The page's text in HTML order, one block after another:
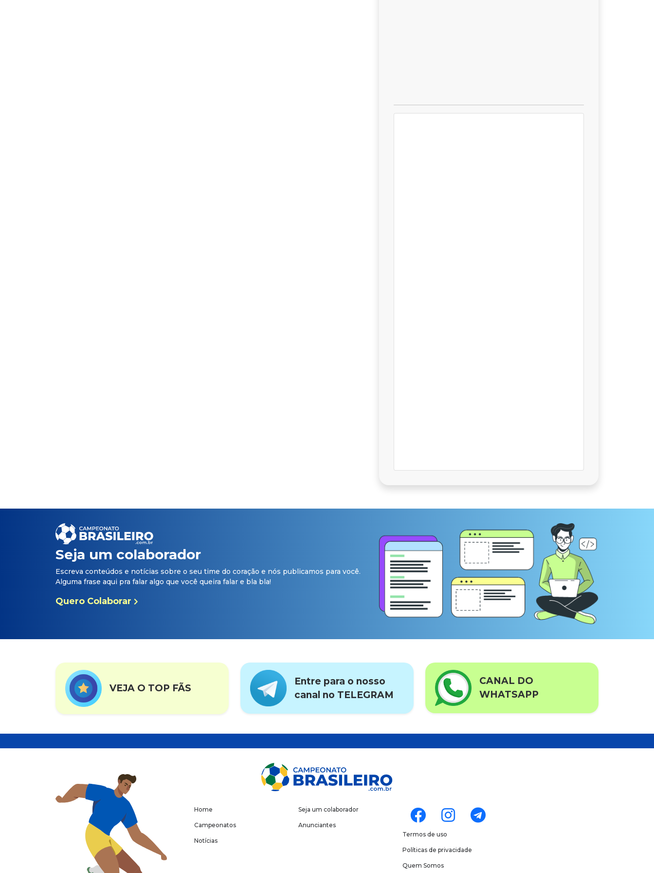
Seja um colaborador
Escreva conteúdos e notícias sobre o seu time do coração e nós publicamos para você.
Alguma frase aqui pra falar algo que você queira falar e bla bla!
Quero Colaborar
VEJA O TOP FÃS
Entre para o nosso
canal no TELEGRAM
CANAL DO
WHATSAPP
Home
Campeonatos
Notícias
Seja um colaborador
Anunciantes
Termos de uso
Políticas de privacidade
Quem Somos